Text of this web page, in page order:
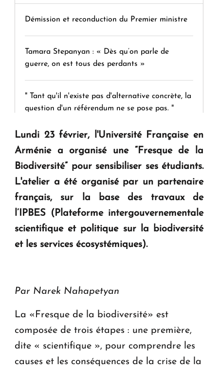
Démission et reconduction du Premier ministre
Tamara Stepanyan : « Dès qu’on parle de
guerre, on est tous des perdants »
" Tant qu'il n'existe pas d'alternative concrète, la
question d'un référendum ne se pose pas. "
KASA : 30 ans d'audace, de résilience et d'avenir
en Arménie
Le premier hôtel Hyatt Regency d'Arménie
ouvrira ses portes à Dilijan
Lundi 23 février, l'Université Française en
Arménie a organisé une “Fresque de la
Biodiversité” pour sensibiliser ses étudiants.
L'atelier a été organisé par un partenaire
français, sur la base des travaux de
l’IPBES (Plateforme intergouvernementale
scientifique et politique sur la biodiversité
et les services écosystémiques).
Par Narek Nahapetyan
La «Fresque de la biodiversité» est
composée de trois étapes : une première,
dite « scientifique », pour comprendre les
causes et les conséquences de la crise de la